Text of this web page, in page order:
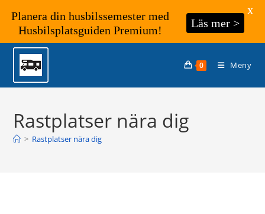
Hoppa
innehållet
0 Meny
Rastplatser nära dig
> Rastplatser nära dig
Planera din husbilssemester med
Husbilsplatsguiden Premium!
Läs mer >
X